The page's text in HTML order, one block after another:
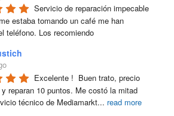
Servicio de reparación impecable
estaba tomando un café me han
teléfono. Los recomiendo
Excelente !  Buen trato, precio
y reparan 10 puntos. Me costó la mitad
técnico de Mediamarkt... read more